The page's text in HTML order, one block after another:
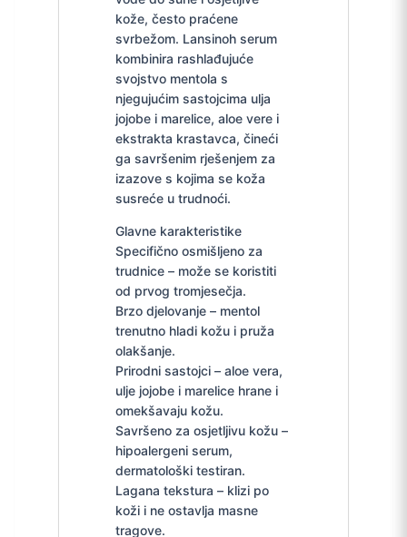
kože, često praćene
svrbežom. Lansinoh serum
kombinira rashlađujuće
svojstvo mentola s
njegujućim sastojcima ulja
jojobe i marelice, aloe vere i
ekstrakta krastavca, čineći
ga savršenim rješenjem za
izazove s kojima se koža
susreće u trudnoći.
Glavne karakteristike
Specifično osmišljeno za
trudnice – može se koristiti
od prvog tromjesečja.
Brzo djelovanje – mentol
trenutno hladi kožu i pruža
olakšanje.
Prirodni sastojci – aloe vera,
ulje jojobe i marelice hrane i
omekšavaju kožu.
Savršeno za osjetljivu kožu –
hipoalergeni serum,
dermatološki testiran.
Lagana tekstura – klizi po
koži i ne ostavlja masne
tragove.